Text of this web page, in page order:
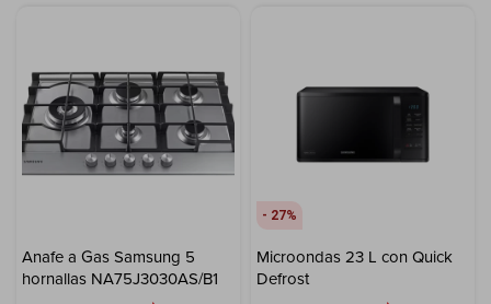
Anafe a Gas Samsung 5
hornallas NA75J3030AS/B1
27
Microondas 23 L con Quick
Defrost